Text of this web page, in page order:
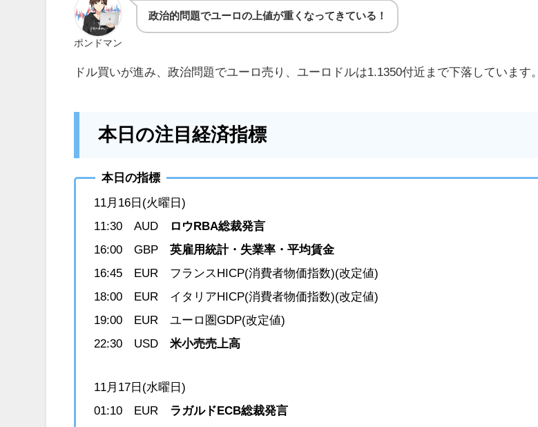
ポンドマン
政治的問題でユーロの上値が重くなってきている！
ドル買いが進み、政治問題でユーロ売り、ユーロドルは1.1350付近まで下落しています。
本日の注目経済指標
本日の指標
11月16日(火曜日)
11:30 AUD
ロウRBA総裁発言
16:00 GBP 英雇用統計・失業率・平均賃金
16:45 EUR フランスHICP(消費者物価指数)(改定値)
18:00 EUR イタリアHICP(消費者物価指数)(改定値)
19:00 EUR ユーロ圏GDP(改定値)
22:30 USD 米小売売上高
11月17日(水曜日)
01:10 EUR ラガルドECB総裁発言